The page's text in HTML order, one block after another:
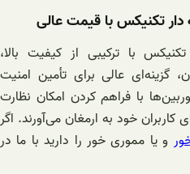
تکنیکس با قیمت عالی
با ترکیبی از کیفیت بالا،
گزینه‌ای عالی برای تأمین امنیت
با فراهم کردن امکان نظارت
کاربران خود به ارمغان می‌آورند. اگر
و یا مموری خور را دارید با ما در